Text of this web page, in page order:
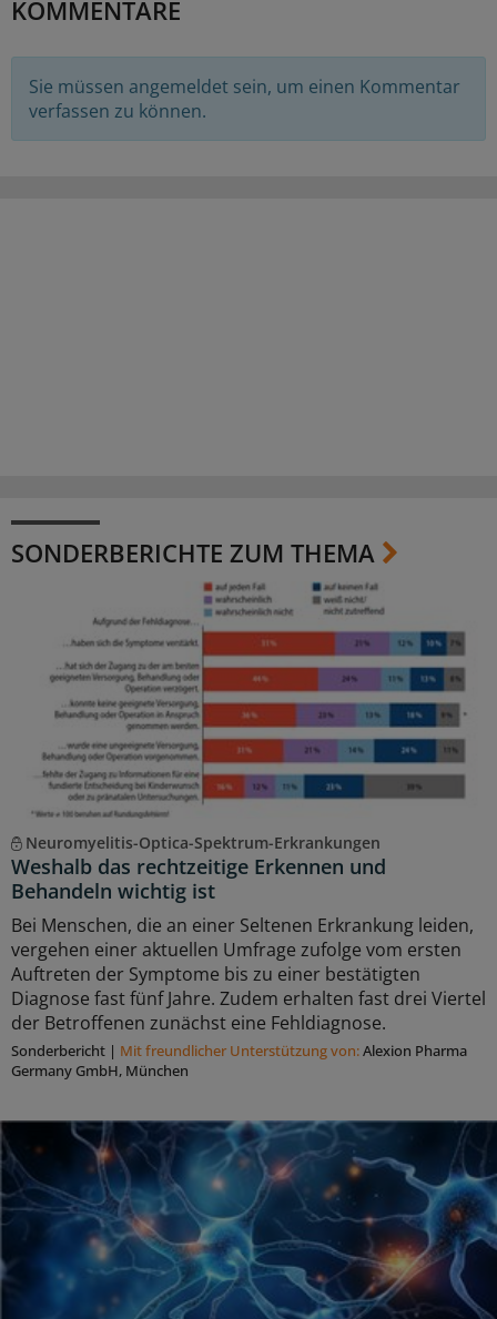
KOMMENTARE
Sie müssen angemeldet sein, um einen Kommentar
verfassen zu können.
SONDERBERICHTE ZUM THEMA
Neuromyelitis-Optica-Spektrum-Erkrankungen
Weshalb das rechtzeitige Erkennen und
Behandeln wichtig ist
Bei Menschen, die an einer Seltenen Erkrankung leiden,
vergehen einer aktuellen Umfrage zufolge vom ersten
Auftreten der Symptome bis zu einer bestätigten
Diagnose fast fünf Jahre. Zudem erhalten fast drei Viertel
der Betroffenen zunächst eine Fehldiagnose.
Sonderbericht | Mit freundlicher Unterstützung von:Alexion Pharma
Germany GmbH, München